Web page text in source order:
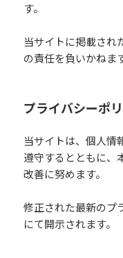
す。
当サイトに掲載され
の責任を負いかねま
プライバシーポ
当サイトは、個人情
遵守するとともに、
改善に努めます。
修正された最新のプ
にて開示されます。